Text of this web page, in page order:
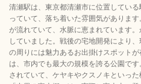
清瀬駅は、東京都清瀬市に位置してい
っていて、落ち着いた雰囲気がありま
が流れていて、水脈に恵まれています
していました。戦後の宅地開発により
の周りには魅力あるお出掛けスポット
は、市内でも最大の規模を誇る公園で
されていて、ケヤキやクスノキといった